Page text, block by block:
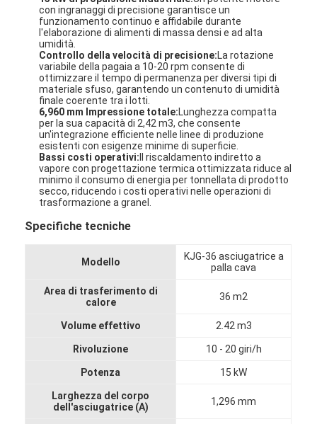
Fatory Tour
Contattaci
con ingranaggi di precisione garantisce un
funzionamento continuo e affidabile durante
l'elaborazione di alimenti di massa densi e ad alta
umidità.
Controllo della velocità di precisione:La rotazione
variabile della pagaia a 10-20 rpm consente di
ottimizzare il tempo di permanenza per diversi tipi di
materiale sfuso, garantendo un contenuto di umidità
finale coerente tra i lotti.
6,960 mm Impressione totale:Lunghezza compatta
per la sua capacità di 2,42 m3, che consente
un'integrazione efficiente nelle linee di produzione
esistenti con esigenze minime di superficie.
Bassi costi operativi: Il riscaldamento indiretto a
vapore con progettazione termica ottimizzata riduce al
minimo il consumo di energia per tonnellata di prodotto
secco, riducendo i costi operativi nelle operazioni di
trasformazione a granel.
Specifiche tecniche
Modello
KJG-36 asciugatrice a
palla cava
Area di trasferimento di
calore
36 m2
Volume effettivo 2.42 m3
Rivoluzione 10 - 20 giri/h
Potenza 15 kW
Larghezza del corpo
dell'asciugatrice (A)
1,296 mm